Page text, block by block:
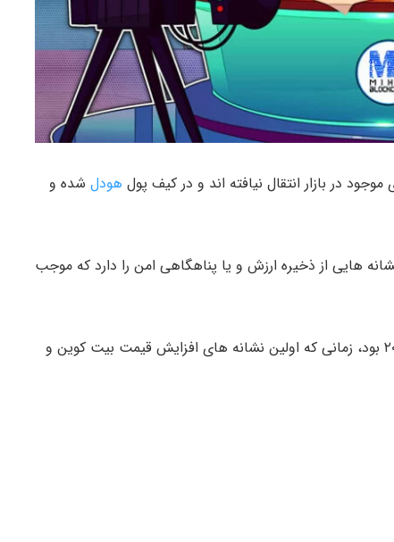
هودل شده و
هایی از ذخیره ارزش و یا پناهگاهی امن را دارد که موجب
آخرین باری که این اتفاق افتاده است در اوایل سال ۲۰۱۶ بود، زمانی که اولین نشانه های افزایش قیمت بیت کوین و